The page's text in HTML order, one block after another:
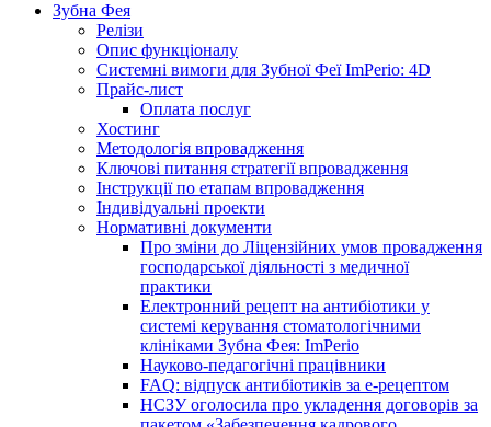
Зубна Фея
Релізи
Опис функціоналу
Системні вимоги для Зубної Феї ImPerio: 4D
Прайс-лист
Оплата послуг
Хостинг
Методологія впровадження
Ключові питання стратегії впровадження
Інструкції по етапам впровадження
Індивідуальні проекти
Нормативні документи
Про зміни до Ліцензійних умов провадження
господарської діяльності з медичної
практики
Електронний рецепт на антибіотики у
системі керування стоматологічними
клініками Зубна Фея: ImPerio
Науково-педагогічні працівники
FAQ: відпуск антибіотиків за е-рецептом
НСЗУ оголосила про укладення договорів за